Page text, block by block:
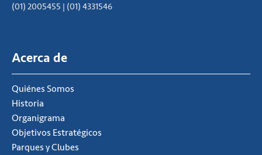
(01) 2005455 | (01) 4331546
Acerca de
Quiénes Somos
Historia
Organigrama
Objetivos Estratégicos
Parques y Clubes